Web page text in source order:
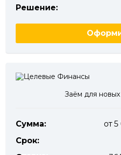
Решение:
Заём для
Сумма:
от
Срок: